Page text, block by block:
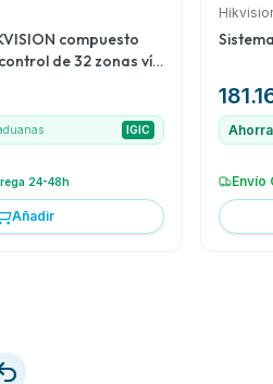
compuesto
de 32 zonas vía
IGIC
24-48h
Añadir
Envío